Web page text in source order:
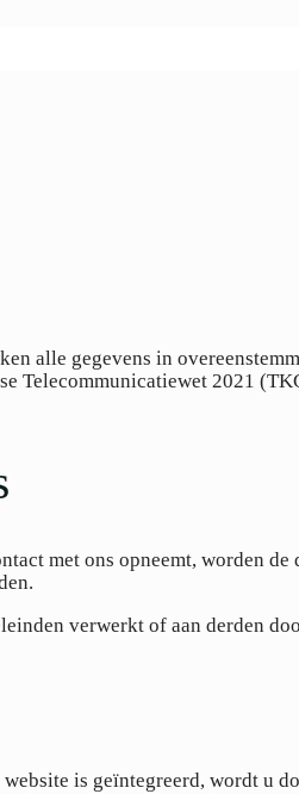
alle gegevens in
Telecommunicatiewet 2021
met ons opneemt, worden
verwerkt of aan derden
is geïntegreerd, wordt u